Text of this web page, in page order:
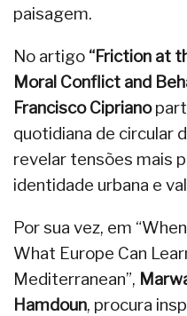
paisagem.
No artigo “Friction at
Moral Conflict and
Francisco Cipriano
quotidiana de circular
revelar tensões mais
identidade urbana e
Por sua vez, em
What Europe Can
Mediterranean”,
Hamdoun, procura